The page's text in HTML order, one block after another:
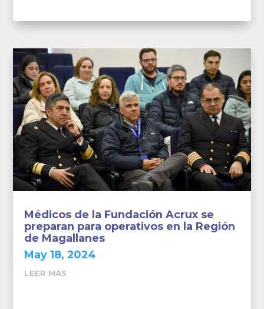
Médicos de la Fundación Acrux se
preparan para operativos en la Región
de Magallanes
May 18, 2024
LEER MÁS